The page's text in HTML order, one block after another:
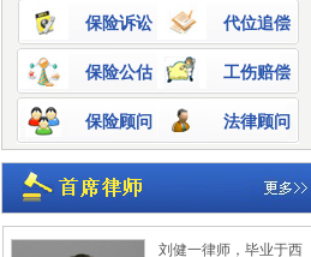
保险诉讼 代位追偿
保险公估 工伤赔偿
保险顾问 法律顾问
刘健一律师，毕业于西